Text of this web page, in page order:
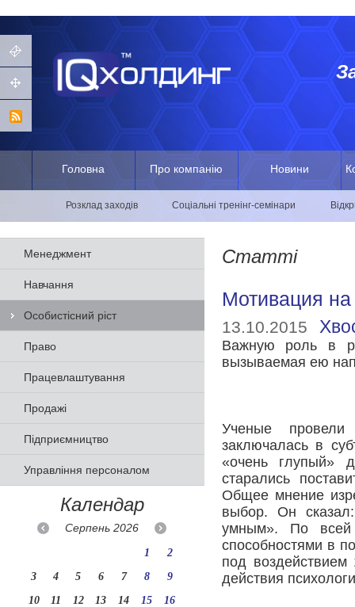
Головна Про компанію Новини
Розклад заходів Соціальні тренінг-семінари
Менеджмент
Навчання
Особистісний ріст
Право
Працевлаштування
Продажі
Підприємництво
Управління персоналом
Календар
Серпень2026
1
2
3
4 5 6 7 8
9
10
11 12 13 14 15
16
Статті
Мотивация на
13.10.2015
Важную роль в
вызываемая ею
Ученые провели
заключалась в
«очень глупый»
старались
Общее мнение
выбор. Он
умным». По всей
способностями в
под воздействием
действия